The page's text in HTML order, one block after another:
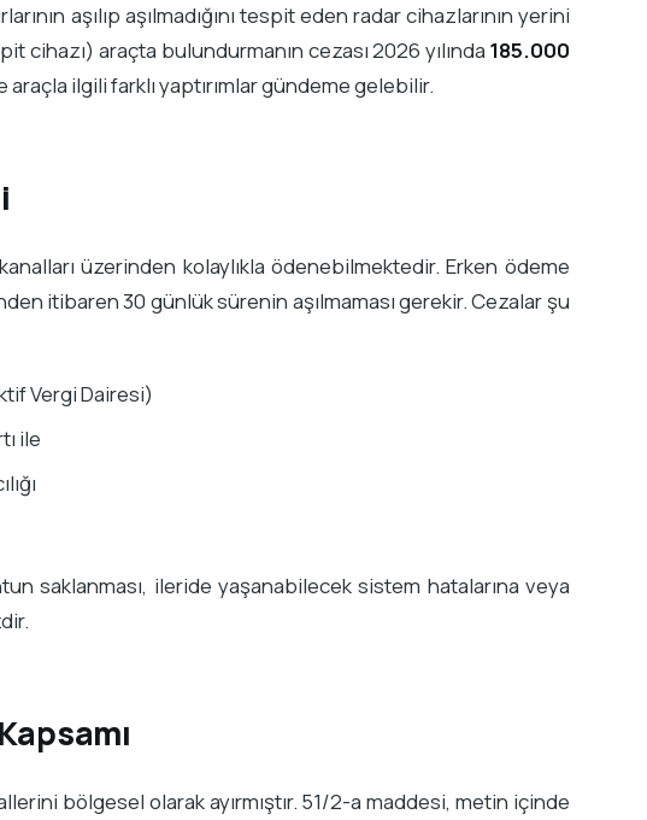
aşılıp aşılmadığını tespit eden radar cihazlarının yerini
araçta bulundurmanın cezası 2026 yılında 185.000
ilgili farklı yaptırımlar gündeme gelebilir.
üzerinden kolaylıkla ödenebilmektedir. Erken ödeme
itibaren 30 günlük sürenin aşılmaması gerekir. Cezalar şu
Vergi Dairesi)
ile
saklanması, ileride yaşanabilecek sistem hatalarına veya
bölgesel olarak ayırmıştır. 51/2-a maddesi, metin içinde